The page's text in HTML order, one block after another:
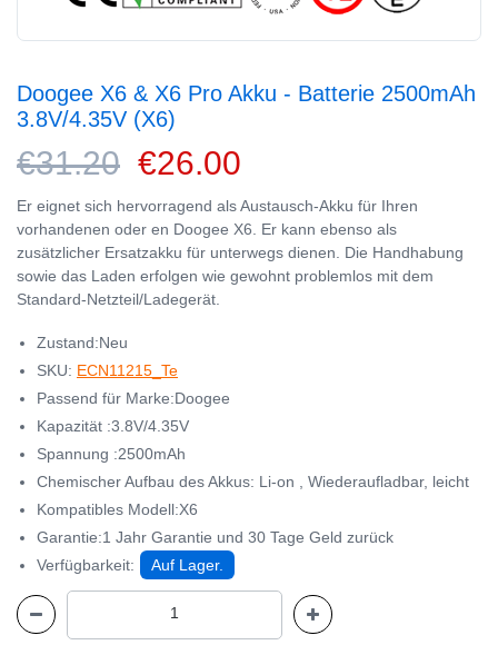
Doogee X6 & X6 Pro Akku - Batterie 2500mAh
3.8V/4.35V (X6)
€31.20 €26.00
Er eignet sich hervorragend als Austausch-Akku für Ihren
vorhandenen oder en Doogee X6. Er kann ebenso als
zusätzlicher Ersatzakku für unterwegs dienen. Die Handhabung
sowie das Laden erfolgen wie gewohnt problemlos mit dem
Standard-Netzteil/Ladegerät.
Zustand:Neu
SKU: ECN11215_Te
Passend für Marke:Doogee
Kapazität :3.8V/4.35V
Spannung :2500mAh
Chemischer Aufbau des Akkus: Li-on , Wiederaufladbar, leicht
Kompatibles Modell:X6
Garantie:1 Jahr Garantie und 30 Tage Geld zurück
Verfügbarkeit:
Auf Lager.